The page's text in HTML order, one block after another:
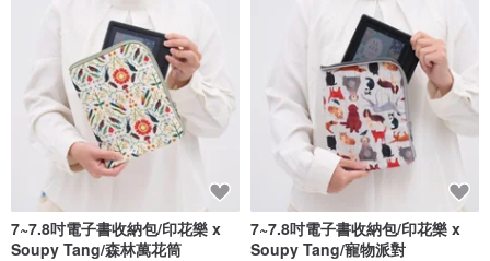
7~7.8吋電子書收納包/印花樂 x
Soupy Tang/森林萬花筒
7~7.8吋電子書收納包/印花樂 x
Soupy Tang/寵物派對